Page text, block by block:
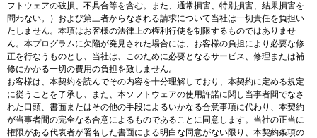
フトウェアの破損、不具合等を含む。また、通常損害、特別損害、結果損害を
問わない。）および第三者からなされる請求について当社は一切責任を負担い
たしません。本項はお客様の法律上の権利行使を制限するものではありませ
ん。本プログラムに欠陥が発見された場合には、お客様の負担により必要な修
正を行なうものとし、当社は、このために必要となるサービス、修理または補
修にかかる一切の費用の負担を致しません。
お客様は、本契約を読んでその内容を十分理解しており、本契約に定める規定
に従うことを了承し、また、本ソフトウェアの使用許諾に関し当事者間でなさ
れた口頭、書面またはその他の手段によるいかなる合意事項に代わり、本契約
が当事者間の完全なる合意によるものであることに同意します。当社の正当に
権限がある代表者が署名した書面による明白な同意がない限り、本契約条項の